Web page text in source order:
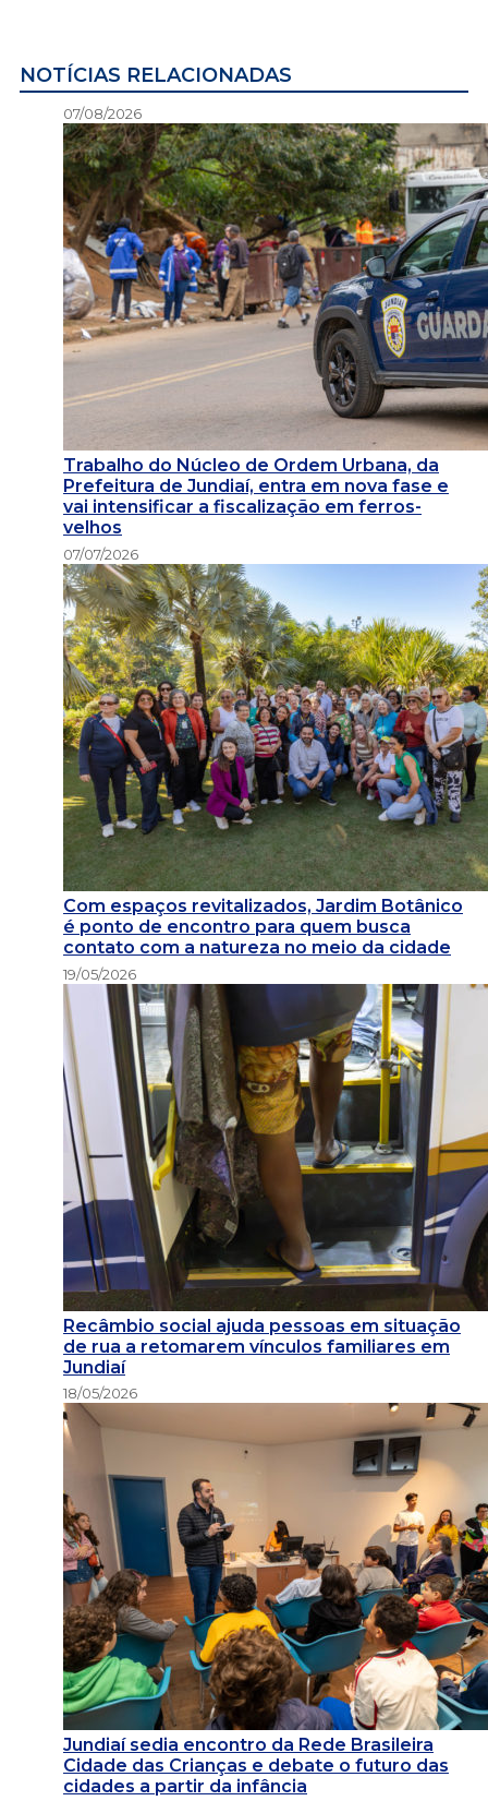
NOTÍCIAS RELACIONADAS
07/08/2026
Trabalho do Núcleo de Ordem Urbana, da
Prefeitura de Jundiaí, entra em nova fase e
vai intensificar a fiscalização em ferros-
velhos
07/07/2026
Com espaços revitalizados, Jardim Botânico
é ponto de encontro para quem busca
contato com a natureza no meio da cidade
19/05/2026
Recâmbio social ajuda pessoas em situação
de rua a retomarem vínculos familiares em
Jundiaí
18/05/2026
Jundiaí sedia encontro da Rede Brasileira
Cidade das Crianças e debate o futuro das
cidades a partir da infância